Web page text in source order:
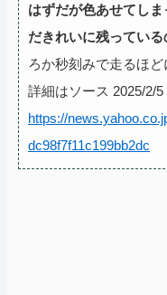
はずだが色あせてし
だきれいに残っている
ろか秒刻みで走るほど
詳細はソース 2025/2/5
https://
dc98f7f11c199bb2dc